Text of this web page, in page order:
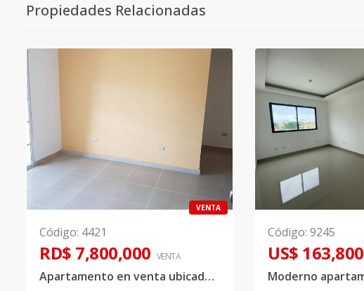
Propiedades Relacionadas
VENTA
Código: 4421
RD$ 7,800,000 VENTA
Apartamento en venta ubicado en la urbanización Costa Verde
Código: 9245
US$ 163,800